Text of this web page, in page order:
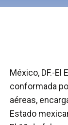
México, DF.-
conformada
aéreas,
Estado